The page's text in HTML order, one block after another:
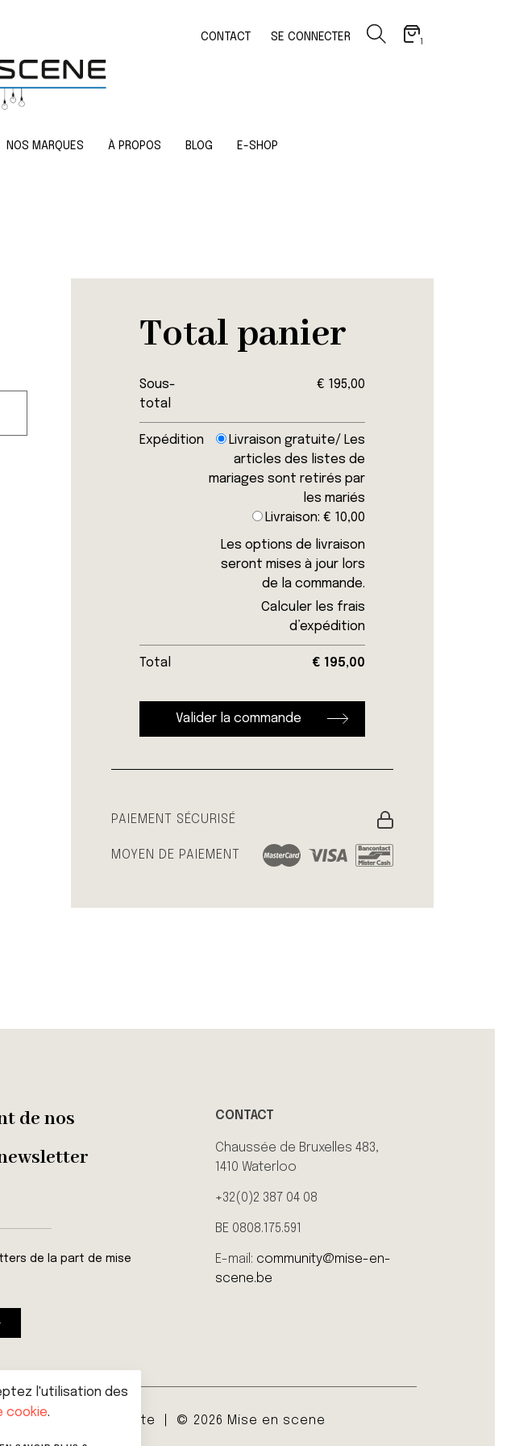
CONTACT SE CONNECTER 1
NOS MARQUES À PROPOS BLOG E-SHOP
Total panier
Sous-
total
€ 195,00
Expédition
Livraison gratuite/ Les
articles des listes de
mariages sont retirés par
les mariés
Livraison:€ 10,00
Les options de livraison
seront mises à jour lors
de la commande.
Calculer les frais
d’expédition
Total € 195,00
Valider la commande
PAIEMENT SÉCURISÉ
MOYEN DE PAIEMENT
de nos
de la part de mise
CONTACT
Chaussée de Bruxelles 483,
1410 Waterloo
+32(0)2 387 04 08
BE 0808.175.591
E-mail: community@mise-en-
scene.be
générales de vente © 2026 Mise en scene
l'utilisation des
cookie.